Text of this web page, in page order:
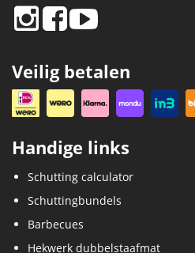
Veilig betalen
Handige links
Schutting calculator
Schuttingbundels
Barbecues
Hekwerk dubbelstaafmat